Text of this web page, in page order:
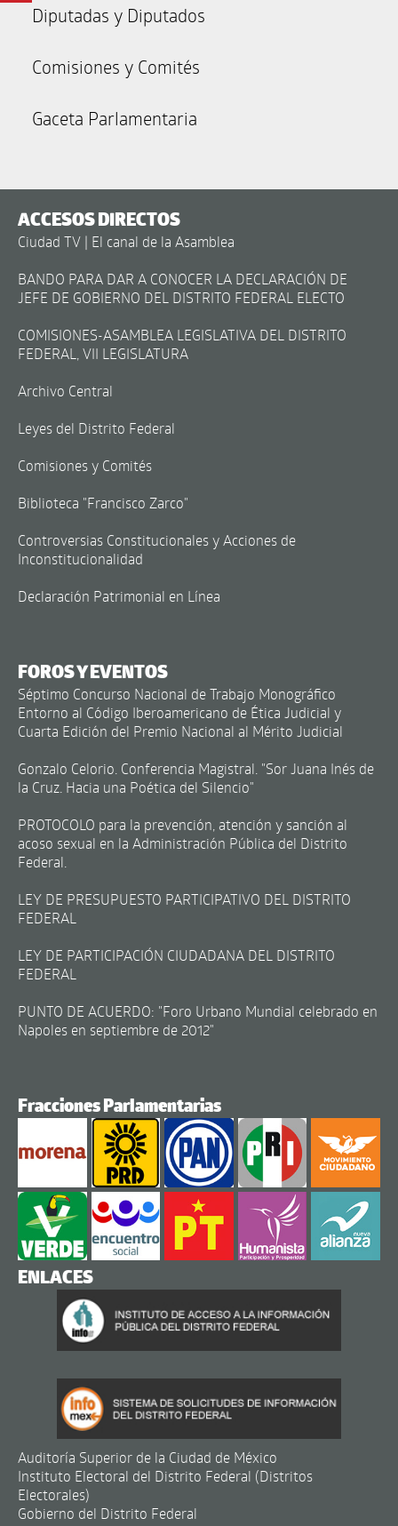
Diputadas y Diputados
Comisiones y Comités
Gaceta Parlamentaria
ACCESOS DIRECTOS
Ciudad TV | El canal de la Asamblea
BANDO PARA DAR A CONOCER LA DECLARACIÓN DE
JEFE DE GOBIERNO DEL DISTRITO FEDERAL ELECTO
COMISIONES-ASAMBLEA LEGISLATIVA DEL DISTRITO
FEDERAL, VII LEGISLATURA
Archivo Central
Leyes del Distrito Federal
Comisiones y Comités
Biblioteca "Francisco Zarco"
Controversias Constitucionales y Acciones de
Inconstitucionalidad
Declaración Patrimonial en Línea
FOROS Y EVENTOS
Séptimo Concurso Nacional de Trabajo Monográfico
Entorno al Código Iberoamericano de Ética Judicial y
Cuarta Edición del Premio Nacional al Mérito Judicial
Gonzalo Celorio. Conferencia Magistral. "Sor Juana Inés de
la Cruz. Hacia una Poética del Silencio"
PROTOCOLO para la prevención, atención y sanción al
acoso sexual en la Administración Pública del Distrito
Federal.
LEY DE PRESUPUESTO PARTICIPATIVO DEL DISTRITO
FEDERAL
LEY DE PARTICIPACIÓN CIUDADANA DEL DISTRITO
FEDERAL
PUNTO DE ACUERDO: "Foro Urbano Mundial celebrado en
Napoles en septiembre de 2012"
Fracciones Parlamentarias
ENLACES
Auditoría Superior de la Ciudad de México
Instituto Electoral del Distrito Federal (Distritos
Electorales)
Gobierno del Distrito Federal